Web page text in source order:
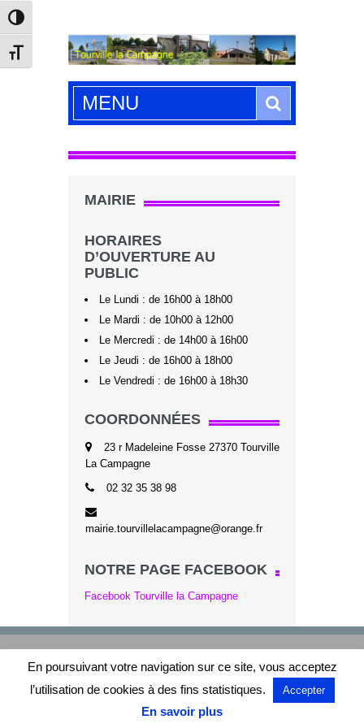
Passer en contraste élevé
Changer la taille de la police
MENU
Nothing
MAIRIE
HORAIRES
D’OUVERTURE AU
PUBLIC
Le Lundi : de 16h00 à 18h00
Le Mardi : de 10h00 à 12h00
Le Mercredi : de 14h00 à 16h00
Le Jeudi : de 16h00 à 18h00
Le Vendredi : de 16h00 à 18h30
COORDONNÉES
23 r Madeleine Fosse 27370 Tourville
La Campagne
02 32 35 38 98
mairie.tourvillelacampagne@orange.fr
NOTRE PAGE FACEBOOK
Facebook Tourville la Campagne
En poursuivant votre navigation sur ce site, vous acceptez
l’utilisation de cookies à des fins statistiques.
Accepter
En savoir plus